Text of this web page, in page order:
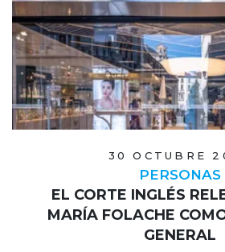
30 OCTUBRE
PERSONAS
EL CORTE INGLÉS
MARÍA FOLACHE
GENERAL